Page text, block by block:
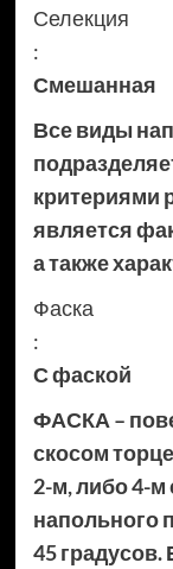
Селекция
:
Смешанная
Все виды
критериями
является
а также
Фаска
:
С фаской
ФАСКА –
скосом
2-м, либо 4-м
напольного
45 градусов.